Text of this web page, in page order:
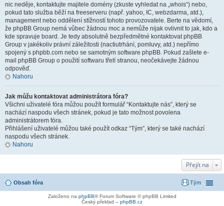
nic neděje, kontaktujte majitele domény (zkuste vyhledat na „whois“) nebo,
pokud tato služba běží na freeserveru (např. yahoo, IC, webzdarma, atd.),
management nebo oddělení stížností tohoto provozovatele. Berte na vědomí,
že phpBB Group nemá vůbec žádnou moc a nemůže nijak ovlivnit to jak, kdo a
kde spravuje board. Je tedy absolutně bezpředmětné kontaktovat phpBB
Group v jakékoliv právní záležitosti (nactiutrhání, pomluvy, atd.) nepřímo
spojený s phpbb.com nebo se samotným software phpBB. Pokud zašlete e-
mail phpBB Group o použití softwaru třetí stranou, neočekávejte žádnou
odpověď.
Nahoru
Jak můžu kontaktovat administrátora fóra?
Všichni uživatelé fóra můžou použít formulář “Kontaktujte nás”, který se
nachází naspodu všech stránek, pokud je tato možnost povolena
administrátorem fóra.
Přihlášení uživatelé můžou také použít odkaz “Tým”, který se také nachází
naspodu všech stránek.
Nahoru
Přejít na
Obsah fóra Tým
Založeno na phpBB® Forum Software © phpBB Limited
Český překlad – phpBB.cz